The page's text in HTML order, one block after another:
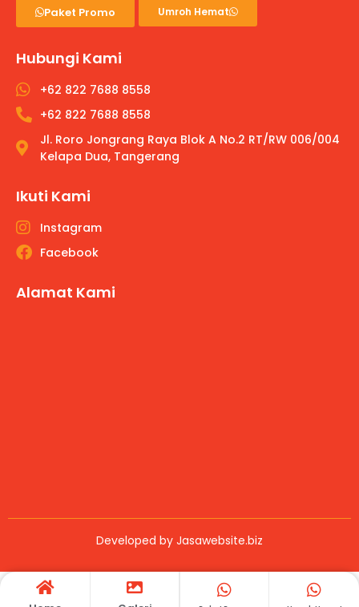
Paket Promo Umroh Hemat
Hubungi Kami
+62 822 7688 8558
+62 822 7688 8558
Jl. Roro Jongrang Raya Blok A No.2 RT/RW 006/004
Kelapa Dua, Tangerang
Ikuti Kami
Instagram
Facebook
Alamat Kami
Developed by Jasawebsite.biz